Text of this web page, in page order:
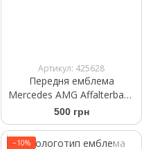
Артикул: 425628
Передня емблема
Mercedes AMG Affalterbach
чорна на капот 57мм
500 грн
−10%